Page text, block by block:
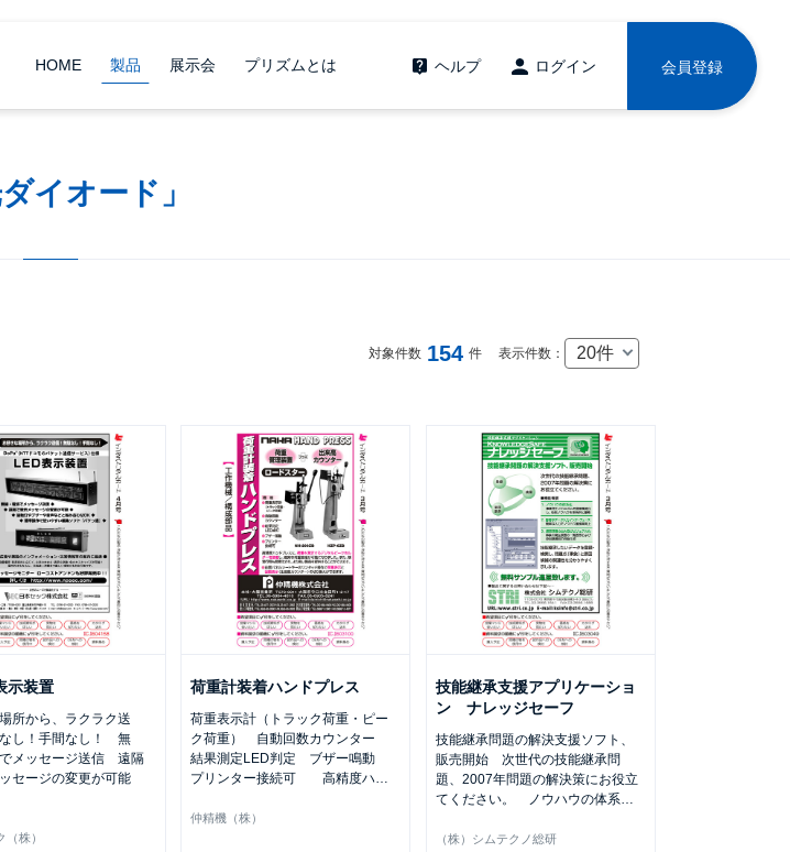
HOME 製品 展示会 プリズムとは ヘルプ ログイン 会員登録
ダイオード」
対象件数 154 件 表示件数： 20件
示装置
所から、ラクラク送
し！手間なし！ 無
メッセージ送信 遠隔
セージの変更が可能
（株）
荷重計装着ハンドプレス
荷重表示計（トラック荷重・ピー
ク荷重） 自動回数カウンター
結果測定LED判定 ブザー鳴動
プリンター接続可 高精度ハ…
仲精機（株）
技能継承支援アプリケーショ
ン ナレッジセーフ
技能継承問題の解決支援ソフト、
販売開始 次世代の技能継承問
題、2007年問題の解決策にお役立
てください。 ノウハウの体系…
（株）シムテクノ総研